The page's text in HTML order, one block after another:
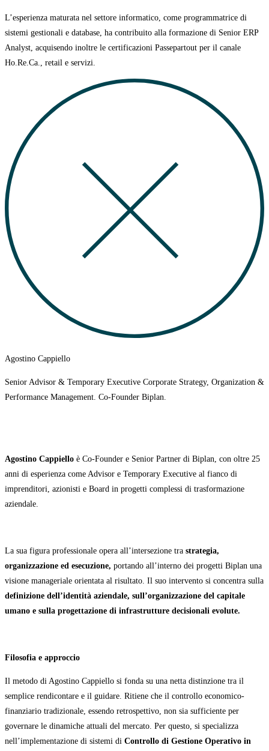
L’esperienza maturata nel settore informatico, come programmatrice di
sistemi gestionali e database, ha contribuito alla formazione di Senior ERP
Analyst, acquisendo inoltre le certificazioni Passepartout per il canale
Ho.Re.Ca., retail e servizi.
Agostino Cappiello
Senior Advisor & Temporary Executive Corporate Strategy, Organization &
Performance Management. Co-Founder Biplan.
Agostino Cappiello è Co-Founder e Senior Partner di Biplan, con oltre 25
anni di esperienza come Advisor e Temporary Executive al fianco di
imprenditori, azionisti e Board in progetti complessi di trasformazione
aziendale.
La sua figura professionale opera all’intersezione tra strategia,
organizzazione ed esecuzione, portando all’interno dei progetti Biplan una
visione manageriale orientata al risultato. Il suo intervento si concentra sulla
definizione dell’identità aziendale, sull’organizzazione del capitale
umano e sulla progettazione di infrastrutture decisionali evolute.
Filosofia e approccio
Il metodo di Agostino Cappiello si fonda su una netta distinzione tra il
semplice rendicontare e il guidare. Ritiene che il controllo economico-
finanziario tradizionale, essendo retrospettivo, non sia sufficiente per
governare le dinamiche attuali del mercato. Per questo, si specializza
nell’implementazione di sistemi di Controllo di Gestione Operativo in